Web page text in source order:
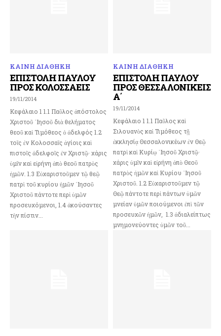
ΚΑΙΝΗ ΔΙΑΘΗΚΗ
ΕΠΙΣΤΟΛΗ ΠΑΥΛΟΥ
ΠΡΟΣ ΚΟΛΟΣΣΑΕΙΣ
19/11/2014
Κεφάλαιο 1 1.1 Παῦλος ἀπόστολος
Χριστοῦ ᾽Ιησοῦ διὰ θελήματος
θεοῦ καὶ Τιμόθεος ὁ ἀδελφός 1.2
τοῖς ἐν Κολοσσαῖς ἁγίοις καὶ
πιστοῖς ἀδελφοῖς ἐν Χριστῷ· χάρις
ὑμῖν καὶ εἰρήνη ἀπὸ θεοῦ πατρὸς
ἡμῶν. 1.3 Εὐχαριστοῦμεν τῷ θεῷ
πατρὶ τοῦ κυρίου ἡμῶν ᾽Ιησοῦ
Χριστοῦ πάντοτε περὶ ὑμῶν
προσευχόμενοι, 1.4 ἀκούσαντες
τὴν πίστιν...
ΚΑΙΝΗ ΔΙΑΘΗΚΗ
ΕΠΙΣΤΟΛΗ ΠΑΥΛΟΥ
ΠΡΟΣ ΘΕΣΣΑΛΟΝΙΚΕΙΣ
Α΄
19/11/2014
Κεφάλαιο 1 1.1 Παῦλος καὶ
Σιλουανὸς καὶ Τιμόθεος τῇ
ἐκκλησίᾳ Θεσσαλονικέων ἐν Θεῷ
πατρὶ καὶ Κυρίῳ ᾿Ιησοῦ Χριστῷ·
χάρις ὑμῖν καὶ εἰρήνη ἀπὸ Θεοῦ
πατρὸς ἡμῶν καὶ Κυρίου ᾿Ιησοῦ
Χριστοῦ. 1.2 Εὐχαριστοῦμεν τῷ
Θεῷ πάντοτε περὶ πάντων ὑμῶν
μνείαν ὑμῶν ποιούμενοι ἐπὶ τῶν
προσευχῶν ἡμῶν, 1.3 ἀδιαλείπτως
μνημονεύοντες ὑμῶν τοῦ...